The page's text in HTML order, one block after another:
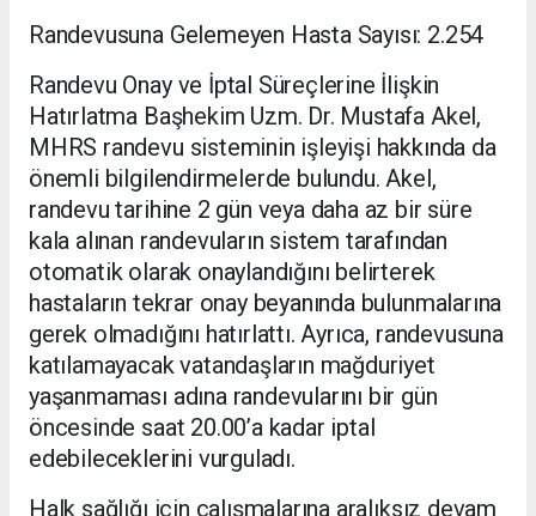
Randevusuna Gelemeyen Hasta Sayısı: 2.254
Randevu Onay ve İptal Süreçlerine İlişkin
Hatırlatma Başhekim Uzm. Dr. Mustafa Akel,
MHRS randevu sisteminin işleyişi hakkında da
önemli bilgilendirmelerde bulundu. Akel,
randevu tarihine 2 gün veya daha az bir süre
kala alınan randevuların sistem tarafından
otomatik olarak onaylandığını belirterek
hastaların tekrar onay beyanında bulunmalarına
gerek olmadığını hatırlattı. Ayrıca, randevusuna
katılamayacak vatandaşların mağduriyet
yaşanmaması adına randevularını bir gün
öncesinde saat 20.00’a kadar iptal
edebileceklerini vurguladı.
Halk sağlığı için çalışmalarına aralıksız devam